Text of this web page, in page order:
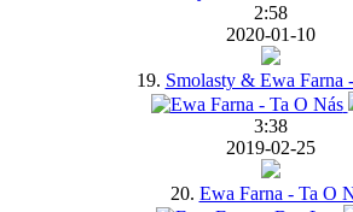
2:58
2020-01-10
19. Smolasty & Ewa Farna -
3:38
2019-02-25
20. Ewa Farna - Ta O